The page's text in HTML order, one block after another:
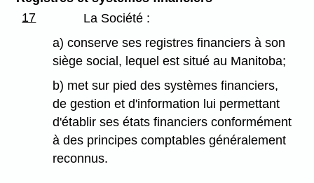
17
La Société :
a) conserve ses registres financiers à son
siège social, lequel est situé au Manitoba;
b) met sur pied des systèmes financiers,
de gestion et d'information lui permettant
d'établir ses états financiers conformément
à des principes comptables généralement
reconnus.